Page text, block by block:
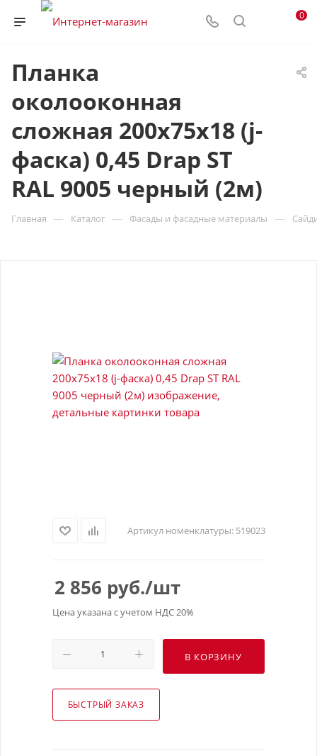
0
Планка
околооконная
сложная 200х75х18 (j-
фаска) 0,45 Drap ST
RAL 9005 черный (2м)
Главная — Каталог — Фасады и фасадные материалы —
Артикул номенклатуры: 519023
2 856 руб./шт
Цена указана с учетом НДС 20%
В КОРЗИНУ
БЫСТРЫЙ ЗАКАЗ